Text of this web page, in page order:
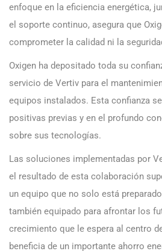
enfoque en la eficiencia energética,
el soporte continuo, asegura que
comprometer la calidad ni la
Oxigen ha depositado toda su
servicio de Vertiv para el
equipos instalados. Esta confianza
positivas previas y en el profundo
sobre sus tecnologías.
Las soluciones implementadas por
el resultado de esta colaboración
un equipo que no solo está
también equipado para afrontar los
crecimiento que le espera al centro
beneficia de un importante ahorro